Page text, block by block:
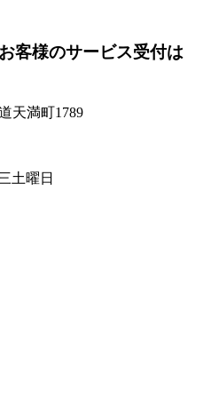
客様のサービス受付は
天満町1789
土曜日